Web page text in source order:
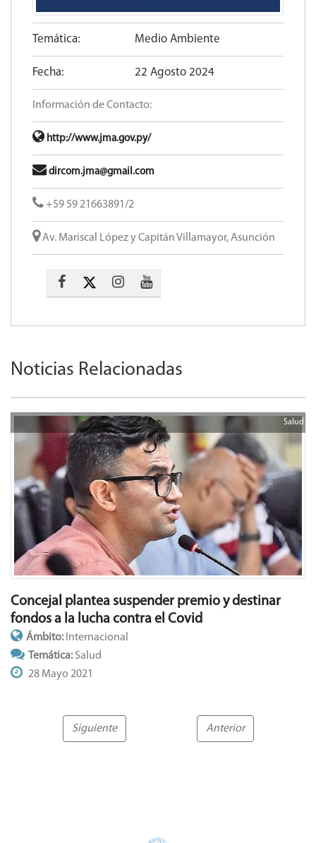
Temática: Medio Ambiente
Fecha: 22 Agosto 2024
Información de Contacto:
http://www.jma.gov.py/
dircom.jma@gmail.com
+59 59 21663891/2
Av. Mariscal López y Capitán Villamayor, Asunción
Noticias Relacionadas
Salud
Concejal plantea suspender premio y destinar
fondos a la lucha contra el Covid
Ámbito: Internacional
Temática:Salud
28 Mayo 2021
Siguiente Anterior